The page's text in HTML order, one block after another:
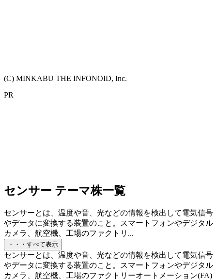
(C) MINKABU THE INFONOID, Inc.
PR
センサー テーマ株一覧
センサーとは、温度や音、光などの情報を検出して電気信号
やデータに変換する装置のこと。スマートフォンやデジタル
カメラ、航空機、工場のファクトリ...
・・・すべて表示
センサーとは、温度や音、光などの情報を検出して電気信号
やデータに変換する装置のこと。スマートフォンやデジタル
カメラ、航空機、工場のファクトリーオートメーション(FA)